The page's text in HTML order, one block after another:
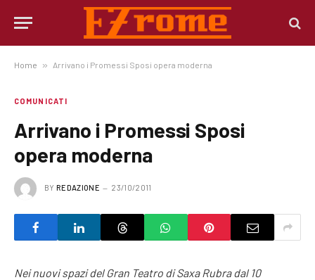
Home » Arrivano i Promessi Sposi opera moderna
COMUNICATI
Arrivano i Promessi Sposi
opera moderna
BY REDAZIONE 23/10/2011
Nei nuovi spazi del Gran Teatro di Saxa Rubra dal 10